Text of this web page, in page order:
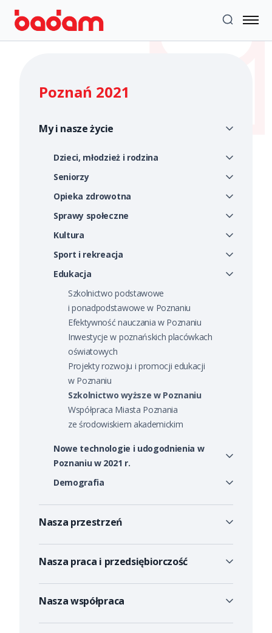
Poznań 2021
My i nasze życie
Dzieci, młodzież i rodzina
Seniorzy
Opieka zdrowotna
Sprawy społeczne
Kultura
Sport i rekreacja
Edukacja
Szkolnictwo podstawowe
i ponadpodstawowe w Poznaniu
Efektywność nauczania w Poznaniu
Inwestycje w poznańskich placówkach
oświatowych
Projekty rozwoju i promocji edukacji
w Poznaniu
Szkolnictwo wyższe w Poznaniu
Współpraca Miasta Poznania
ze środowiskiem akademickim
Nowe technologie i udogodnienia w
Poznaniu w 2021 r.
Demografia
Nasza przestrzeń
Nasza praca i przedsiębiorczość
Nasza współpraca